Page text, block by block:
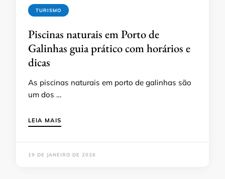
TURISMO
Piscinas naturais em Porto de
Galinhas guia prático com horários e
dicas
As piscinas naturais em porto de galinhas são
um dos …
LEIA MAIS
19 DE JANEIRO DE 2026